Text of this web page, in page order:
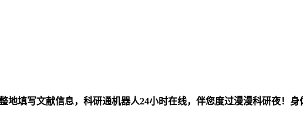
填写文献信息，科研通机器人24小时在线，伴您度过漫漫科研夜！